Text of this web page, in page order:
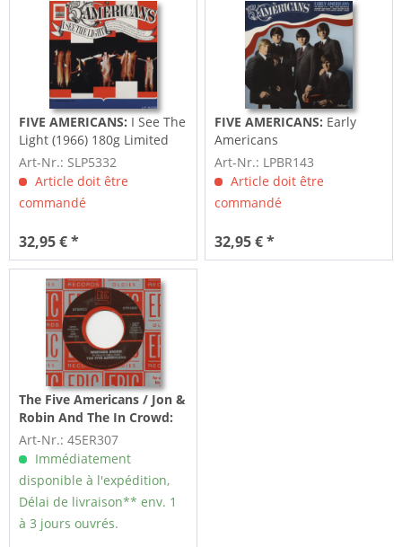
FIVE AMERICANS: I See The
Light (1966) 180g Limited
Edition
Art-Nr.: SLP5332
Article doit être
commandé
32,95 € *
FIVE AMERICANS: Early
Americans
Art-Nr.: LPBR143
Article doit être
commandé
32,95 € *
The Five Americans / Jon &
Robin And The In Crowd:
Western Union - Do It Again
A Little Bit Slower...
Art-Nr.: 45ER307
Immédiatement
disponible à l'expédition,
Délai de livraison** env. 1
à 3 jours ouvrés.